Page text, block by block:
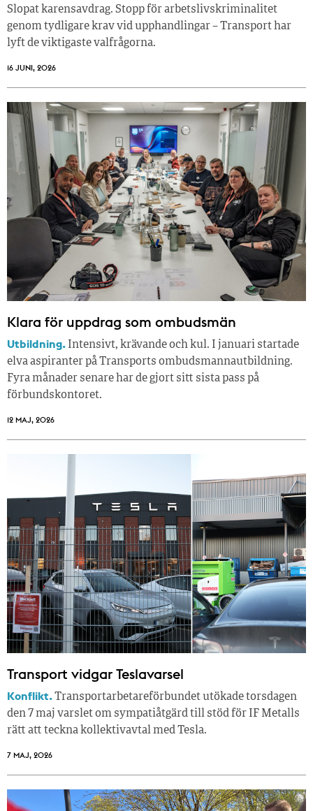
Slopat karensavdrag. Stopp för arbetslivskriminalitet
genom tydligare krav vid upphandlingar – Transport har
lyft de viktigaste valfrågorna.
16 JUNI, 2026
Klara för uppdrag som ombudsmän
Utbildning. Intensivt, krävande och kul. I januari startade
elva aspiranter på Transports ombudsmannautbildning.
Fyra månader senare har de gjort sitt sista pass på
förbundskontoret.
12 MAJ, 2026
Transport vidgar Teslavarsel
Konflikt.Transportarbetareförbundet utökade torsdagen
den 7 maj varslet om sympatiåtgärd till stöd för IF Metalls
rätt att teckna kollektivavtal med Tesla.
7 MAJ, 2026